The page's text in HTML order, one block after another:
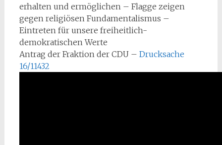
erhalten und ermöglichen – Flagge zeigen
gegen religiösen Fundamentalismus –
Eintreten für unsere freiheitlich-
demokratischen Werte
Antrag der Fraktion der CDU – Drucksache
16/11432